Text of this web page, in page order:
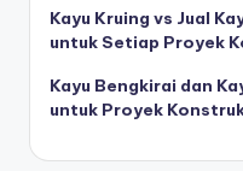
Kayu Kruing vs Jual
untuk Setiap Proyek
Kayu Bengkirai dan
untuk Proyek